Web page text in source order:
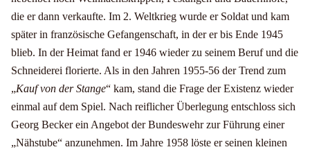
die er dann verkaufte. Im 2. Weltkrieg wurde er Soldat und kam
später in französische Gefangenschaft, in der er bis Ende 1945
blieb. In der Heimat fand er 1946 wieder zu seinem Beruf und die
Schneiderei florierte. Als in den Jahren 1955-56 der Trend zum
„Kauf von der Stange“ kam, stand die Frage der Existenz wieder
einmal auf dem Spiel. Nach reiflicher Überlegung entschloss sich
Georg Becker ein Angebot der Bundeswehr zur Führung einer
„Nähstube“ anzunehmen. Im Jahre 1958 löste er seinen kleinen